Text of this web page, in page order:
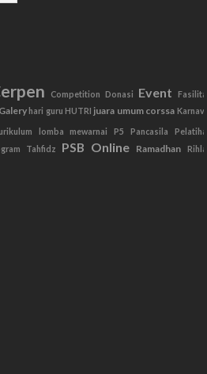
Competition Donasi Event
Galery hari guru HUTRI juara umum corssa
lomba mewarnai P5 Pancasila
Tahfidz PSB Online Ramadhan